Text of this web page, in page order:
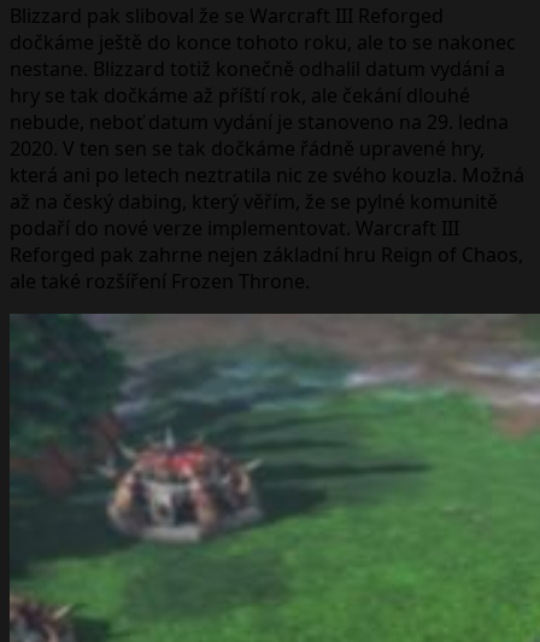
Blizzard pak sliboval že se Warcraft III Reforged
dočkáme ještě do konce tohoto roku, ale to se nakonec
nestane. Blizzard totiž konečně odhalil datum vydání a
hry se tak dočkáme až příští rok, ale čekání dlouhé
nebude, neboť datum vydání je stanoveno na 29. ledna
2020. V ten sen se tak dočkáme řádně upravené hry,
která ani po letech neztratila nic ze svého kouzla. Možná
až na český dabing, který věřím, že se pylné komunitě
podaří do nové verze implementovat. Warcraft III
Reforged pak zahrne nejen základní hru Reign of Chaos,
ale také rozšíření Frozen Throne.